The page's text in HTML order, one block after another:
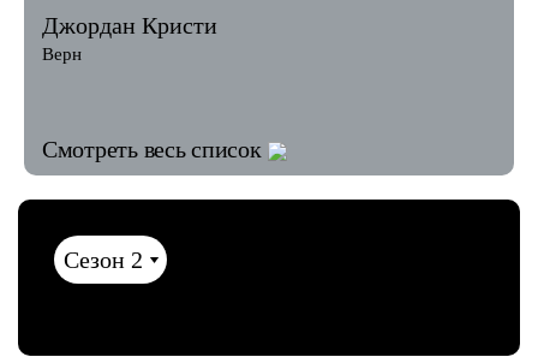
Джордан Кристи
Верн
Смотреть весь список